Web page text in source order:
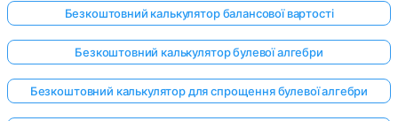
Безкоштовний калькулятор балансової вартості
Безкоштовний калькулятор булевої алгебри
Безкоштовний калькулятор для спрощення булевої алгебри